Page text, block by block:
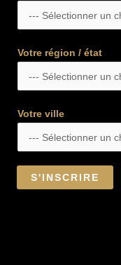
Votre région / état
Votre ville
S'INSCRIRE